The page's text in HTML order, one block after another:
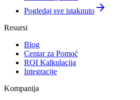
Pogledaj sve istaknuto arrow_forward
Resursi
Blog
Centar za Pomoć
ROI Kalkulacija
Integracije
Kompanija